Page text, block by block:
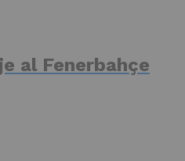
al Fenerbahçe